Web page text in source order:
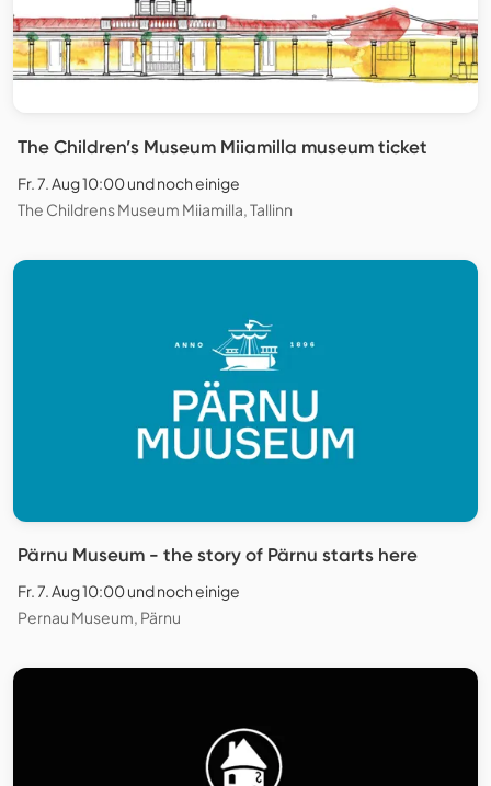
The Children’s Museum Miiamilla museum ticket
Fr. 7. Aug 10:00 und noch einige
The Childrens Museum Miiamilla, Tallinn
Pärnu Museum - the story of Pärnu starts here
Fr. 7. Aug 10:00 und noch einige
Pernau Museum, Pärnu